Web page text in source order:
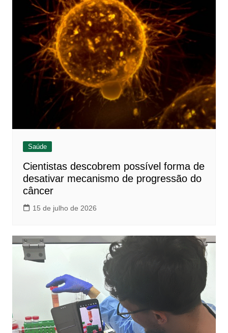
Saúde
Cientistas descobrem possível forma de
desativar mecanismo de progressão do
câncer
15 de julho de 2026